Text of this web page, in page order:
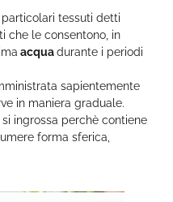
tessuti detti
che le consentono, in
acquadurante i periodi
sapientemente
in maniera graduale.
ingrossa perchè contiene
forma sferica,